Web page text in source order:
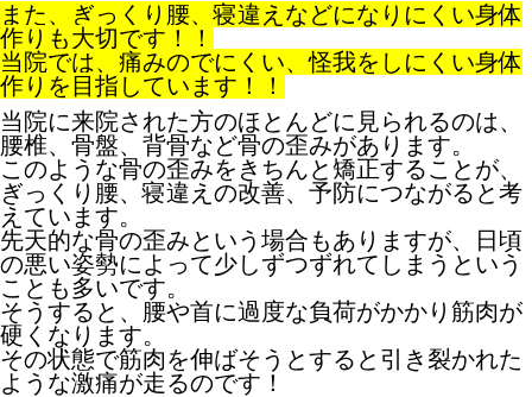
また、ぎっくり腰、寝違えなどになりにくい身体
作りも大切です！！
当院では、痛みのでにくい、怪我をしにくい身体
作りを目指しています！！
当院に来院された方のほとんどに見られるのは、
腰椎、骨盤、背骨など骨の歪みがあります。
このような骨の歪みをきちんと矯正することが、
ぎっくり腰、寝違え の改善、予防につながると考
えています。
先天的な骨の歪みという場合もありますが、日頃
の悪い姿勢によって少しずつずれてしまうという
ことも多いです。
そうすると、腰や首に過度な負荷がかかり筋肉が
硬くなります。
その状態で筋肉を伸ばそうとすると引き裂かれた
ような激痛が走るのです！